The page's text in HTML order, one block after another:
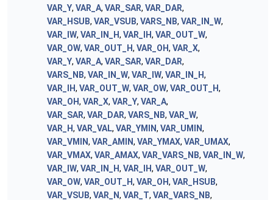
VAR_Y, VAR_A, VAR_SAR, VAR_DAR,
VAR_HSUB, VAR_VSUB, VARS_NB, VAR_IN_W,
VAR_IW, VAR_IN_H, VAR_IH, VAR_OUT_W,
VAR_OW, VAR_OUT_H, VAR_OH, VAR_X,
VAR_Y, VAR_A, VAR_SAR, VAR_DAR,
VARS_NB, VAR_IN_W, VAR_IW, VAR_IN_H,
VAR_IH, VAR_OUT_W, VAR_OW, VAR_OUT_H,
VAR_OH, VAR_X, VAR_Y, VAR_A,
VAR_SAR, VAR_DAR, VARS_NB, VAR_W,
VAR_H, VAR_VAL, VAR_YMIN, VAR_UMIN,
VAR_VMIN, VAR_AMIN, VAR_YMAX, VAR_UMAX,
VAR_VMAX, VAR_AMAX, VAR_VARS_NB, VAR_IN_W,
VAR_IW, VAR_IN_H, VAR_IH, VAR_OUT_W,
VAR_OW, VAR_OUT_H, VAR_OH, VAR_HSUB,
VAR_VSUB, VAR_N, VAR_T, VAR_VARS_NB,